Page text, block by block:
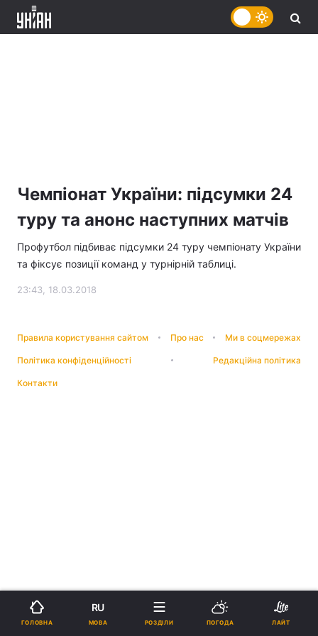
Чемпіонат України: підсумки 24
туру та анонс наступних матчів
Профутбол підбиває підсумки 24 туру чемпіонату України
та фіксує позиції команд у турнірній таблиці.
23:43, 18.03.2018
Правила користування сайтом Про нас Ми в соцмережах
Політика конфіденційності Редакційна політика
Контакти
ГОЛОВНА
RU
МОВА РОЗДІЛИ ПОГОДА ЛАЙТ